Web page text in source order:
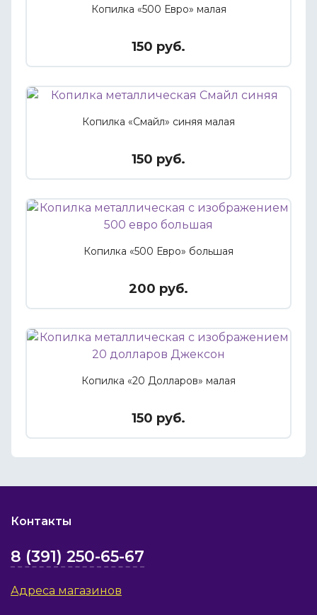
Копилка «500 Евро» малая
150 руб.
Копилка «Смайл» синяя малая
150 руб.
Копилка «500 Евро» большая
200 руб.
Копилка «20 Долларов» малая
150 руб.
Контакты
8 (391) 250-65-67
Адреса магазинов